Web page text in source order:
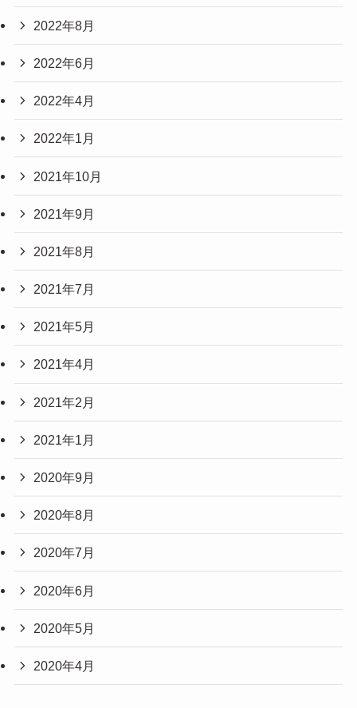
2022年8月
2022年6月
2022年4月
2022年1月
2021年10月
2021年9月
2021年8月
2021年7月
2021年5月
2021年4月
2021年2月
2021年1月
2020年9月
2020年8月
2020年7月
2020年6月
2020年5月
2020年4月